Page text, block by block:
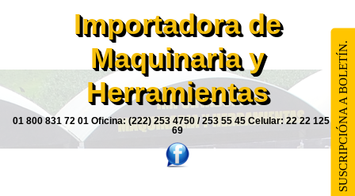
Importadora de
Maquinaria y
Herramientas
01 800 831 72 01 Oficina: (222) 253 4750 / 253 55 45 Celular: 22 22 125 85
69
SUSCRIPCIÓNA A BOLETÍN.